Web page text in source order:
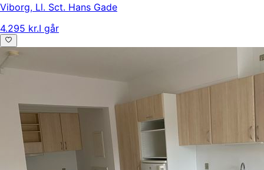
Viborg, Ll. Sct. Hans Gade
4.295 kr.I går